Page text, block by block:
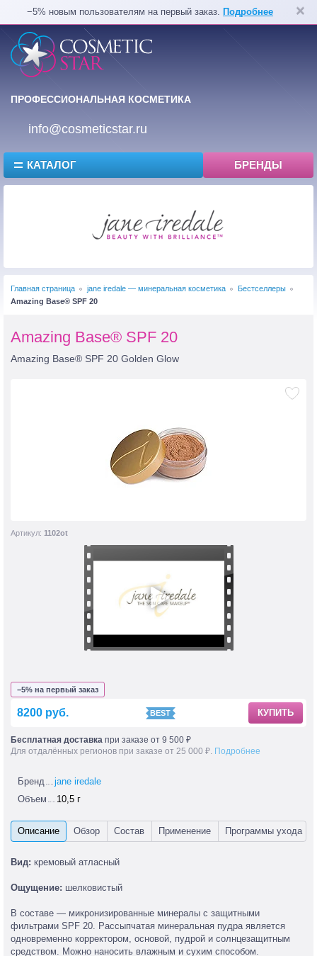
−5% новым пользователям на первый заказ. Подробнее
ПРОФЕССИОНАЛЬНАЯ КОСМЕТИКА
info@cosmeticstar.ru
КАТАЛОГ БРЕНДЫ
Главная страница jane iredale — минеральная косметика
Бестселлеры
Amazing Base® SPF 20
Amazing Base® SPF 20
Amazing Base® SPF 20 Golden Glow
Артикул: 1102ot
−5% на первый заказ
8200 руб. КУПИТЬ
Бесплатная доставка при заказе от 9 500 ₽
Для отдалённых регионов при заказе от 25 000 ₽. Подробнее
Бренд
jane iredale
Объем
10,5 г
Вид: кремовый атласный
Ощущение: шелковистый
В составе — микронизированные минералы с защитными
фильтрами SPF 20. Рассыпчатая минеральная пудра является
одновременно корректором, основой, пудрой и солнцезащитным
средством. Можно наносить влажным и сухим способом.